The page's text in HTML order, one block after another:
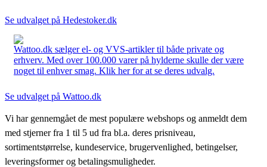
Se udvalget på Hedestoker.dk
Wattoo.dk sælger el- og VVS-artikler til både private og
erhverv. Med over 100.000 varer på hylderne skulle der være
noget til enhver smag. Klik her for at se deres udvalg.
Se udvalget på Wattoo.dk
Vi har gennemgået de mest populære webshops og anmeldt dem
med stjerner fra 1 til 5 ud fra bl.a. deres prisniveau,
sortimentstørrelse, kundeservice, brugervenlighed, betingelser,
leveringsformer og betalingsmuligheder.